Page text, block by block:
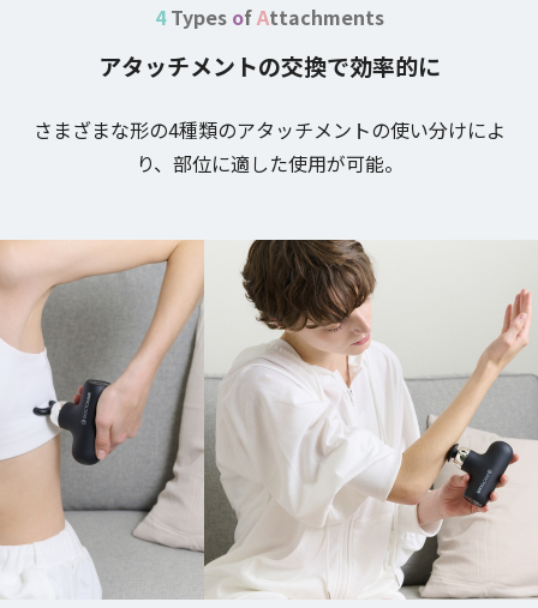
4Types ofAttachments
アタッチメントの交換で効率的に
さまざまな形の4種類のアタッチメントの使い分けによ
り、部位に適した使用が可能。